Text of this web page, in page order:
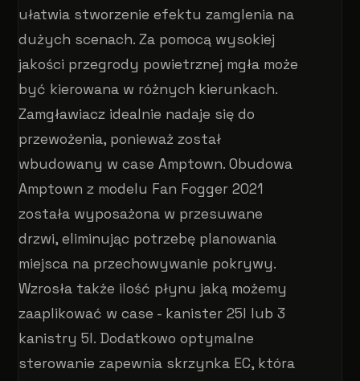
ułatwia stworzenie efektu zamglenia na
dużych scenach. Za pomocą wysokiej
jakości przegrody powietrznej mgła może
być kierowana w różnych kierunkach.
Zamgławiacz idealnie nadaje się do
przewożenia, ponieważ został
wbudowany w case Amptown. Obudowa
Amptown z modelu Fan Fogger 2021
została wyposażona w przesuwane
drzwi, eliminując potrzebę planowania
miejsca na przechowywanie pokrywy.
Wzrosła także ilość płynu jaką możemy
zaaplikować w case - kanister 25l lub 3
kanistry 5l. Dodatkowo optymalne
sterowanie zapewnia skrzynka EC, która